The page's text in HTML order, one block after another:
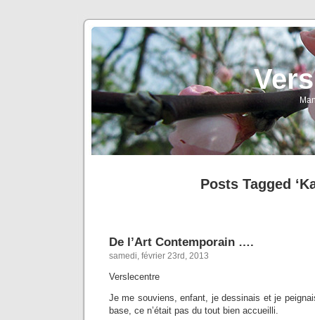
Posts Tagged
De l’Art Contemporain ….
samedi, février 23rd, 2013
Verslecentre
Je me souviens, enfant, je dessinais et je
base, ce n’était pas du tout bien accueilli.